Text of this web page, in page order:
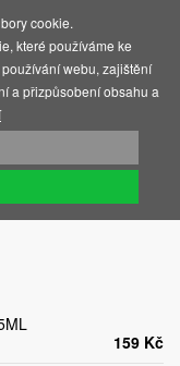
TĚLO
159 Kč
cookie.
které používáme ke
webu, zajištění
a přizpůsobení obsahu a